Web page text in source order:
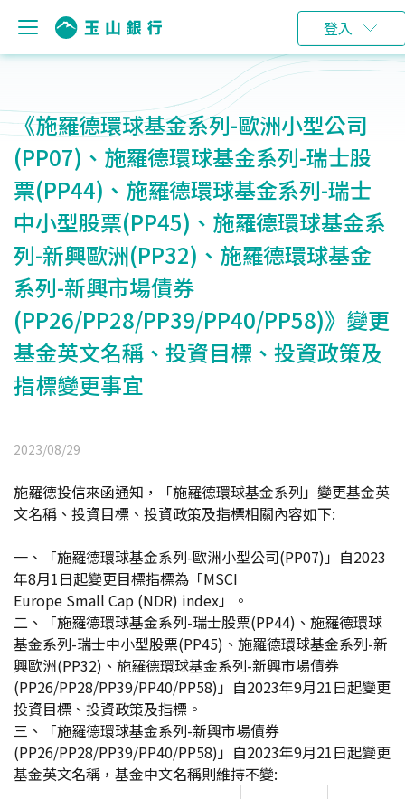
登入
《施羅德環球基金系列-歐洲小型公司
(PP07)、施羅德環球基金系列-瑞士股
票(PP44)、施羅德環球基金系列-瑞士
中小型股票(PP45)、施羅德環球基金系
列-新興歐洲(PP32)、施羅德環球基金
系列-新興市場債券
(PP26/PP28/PP39/PP40/PP58)》變更
基金英文名稱、投資目標、投資政策及
指標變更事宜
2023/08/29
施羅德投信來函通知，「施羅德環球基金系列」變更基金英
文名稱、投資目標、投資政策及指標相關內容如下:
一、「施羅德環球基金系列-歐洲小型公司(PP07)」自2023
年8月1日起變更目標指標為「MSCI
Europe Small Cap (NDR) index」。
二、「施羅德環球基金系列-瑞士股票(PP44)、施羅德環球
基金系列-瑞士中小型股票(PP45)、施羅德環球基金系列-新
興歐洲(PP32)、施羅德環球基金系列-新興市場債券
(PP26/PP28/PP39/PP40/PP58)」自2023年9月21日起變更
投資目標、投資政策及指標。
三、「施羅德環球基金系列-新興市場債券
(PP26/PP28/PP39/PP40/PP58)」自2023年9月21日起變更
基金英文名稱，基金中文名稱則維持不變: